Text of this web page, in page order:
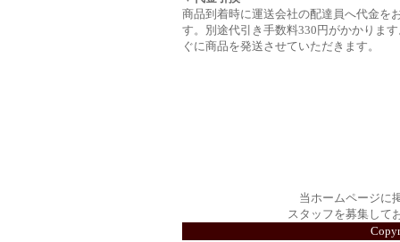
商品到着時に運送会社の配達員へ代金を
す。別途代引き手数料330円がかかりま
ぐに商品を発送させていただきます。
当ホームページに
スタッフを募集して